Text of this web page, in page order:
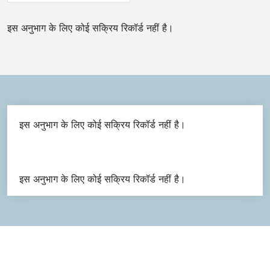
इस अनुभाग के लिए कोई सक्रिय रिकॉर्ड नहीं है।
इस अनुभाग के लिए कोई सक्रिय रिकॉर्ड नहीं है।
इस अनुभाग के लिए कोई सक्रिय रिकॉर्ड नहीं है।